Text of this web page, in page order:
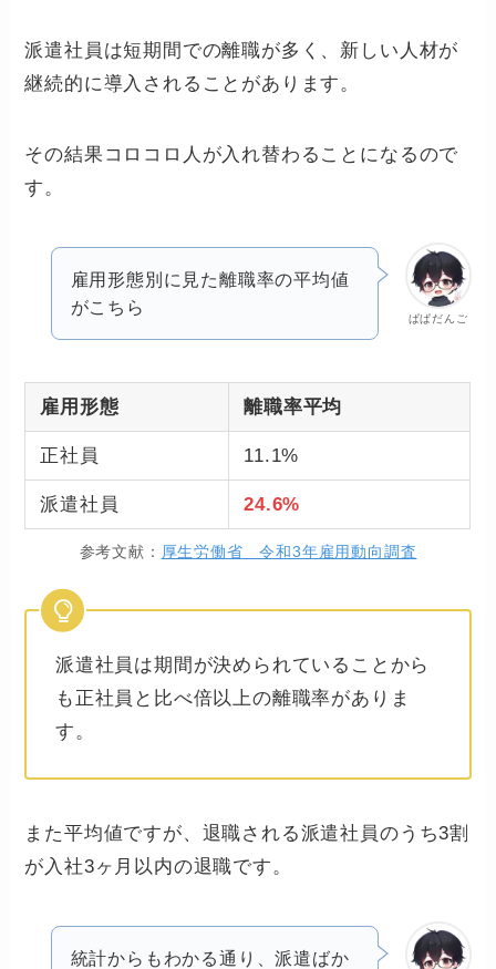
派遣社員は短期間での離職が多く、新しい人材が
継続的に導入されることがあります。
その結果コロコロ人が入れ替わることになるので
す。
ぱぱだんご
雇用形態別に見た離職率の平均値
がこちら
雇用形態 離職率平均
正社員 11.1%
派遣社員 24.6%
参考文献： 厚生労働省 令和3年雇用動向調査
派遣社員は期間が決められていることから
も正社員と比べ倍以上の離職率がありま
す。
また平均値ですが、退職される派遣社員のうち3割
が入社3ヶ月以内の退職です。
統計からもわかる通り、派遣ばか